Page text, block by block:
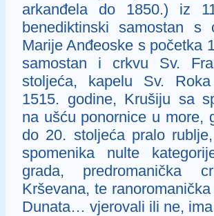
arkanđela do 1850.) iz
benediktinski samostan s
Marije Anđeoske s početka
samostan i crkvu Sv.
stoljeća, kapelu Sv. Roka
1515. godine, Krušiju sa
na ušću ponornice u more,
do 20. stoljeća pralo
spomenika nulte
grada, predromanička
Krševana, te
Dunata… vjerovali ili ne,